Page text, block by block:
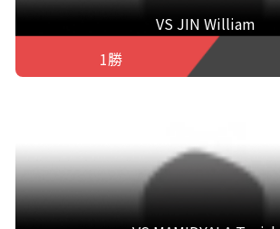
VS JIN William
1勝